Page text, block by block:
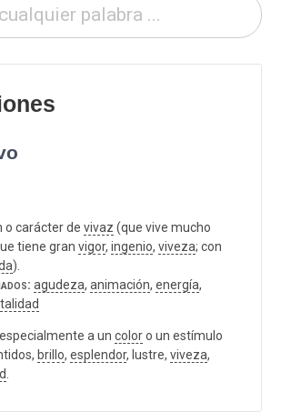
o carácter de vivaz (que vive mucho
tiene gran vigor, ingenio, viveza; con
).
agudeza, animación, energía,
a un coloro un estímulo
brillo, esplendor, lustre, viveza,